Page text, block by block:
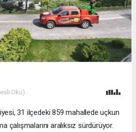
Oku)
31 ilçedeki 859 mahallede uçkun
çalışmalarını aralıksız sürdürüyor.